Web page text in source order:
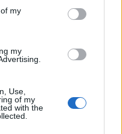
my
my
Use,
of my
with the